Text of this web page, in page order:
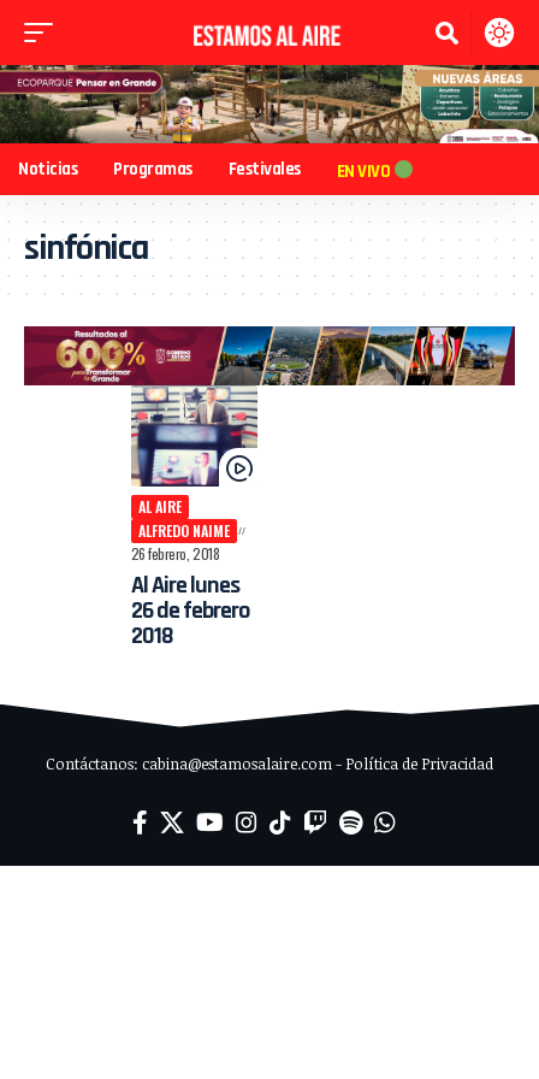
Noticias Programas Festivales EN VIVO
sinfónica
AL AIRE
ALFREDO NAIME
26 febrero, 2018
Al Aire lunes
26 de febrero
2018
Contáctanos: cabina@estamosalaire.com - Política de Privacidad